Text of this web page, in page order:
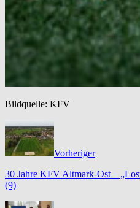
Bildquelle: KFV
Vorheriger
30 Jahre KFV Altmark-Ost –
(9)